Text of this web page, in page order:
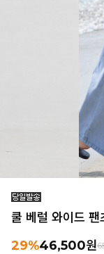
쿨 베럴 와이드
29%46,500원